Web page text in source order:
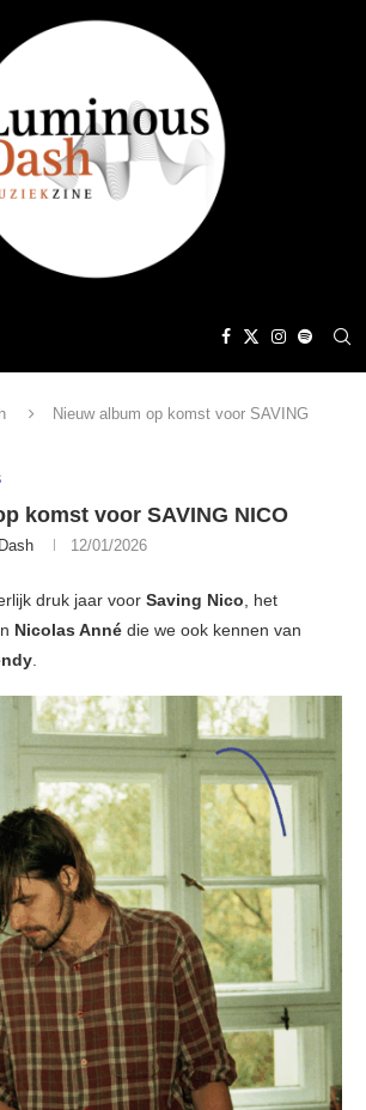
Nieuw album op komst voor SAVING
komst voor SAVING NICO
12/01/2026
druk jaar voor Saving Nico, het
Nicolas Anné die we ook kennen van
.